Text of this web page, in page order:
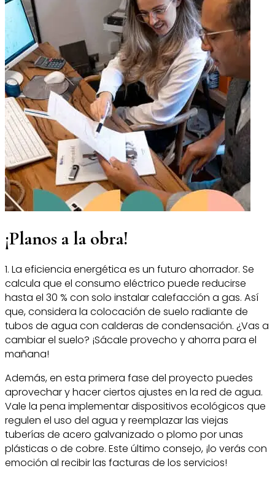
¡Planos a la obra!
1. La eficiencia energética es un futuro ahorrador. Se
calcula que el consumo eléctrico puede reducirse
hasta el 30 % con solo instalar calefacción a gas. Así
que, considera la colocación de suelo radiante de
tubos de agua con calderas de condensación. ¿Vas a
cambiar el suelo? ¡Sácale provecho y ahorra para el
mañana!
Además, en esta primera fase del proyecto puedes
aprovechar y hacer ciertos ajustes en la red de agua.
Vale la pena implementar dispositivos ecológicos que
regulen el uso del agua y reemplazar las viejas
tuberías de acero galvanizado o plomo por unas
plásticas o de cobre. Este último consejo, ¡lo verás con
emoción al recibir las facturas de los servicios!